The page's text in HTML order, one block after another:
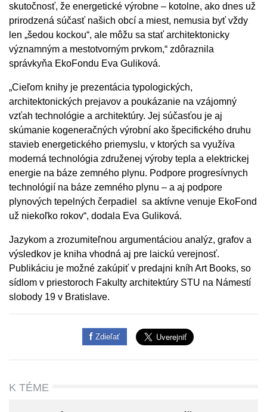
skutočnosť, že energetické výrobne – kotolne, ako dnes už
prirodzená súčasť našich obcí a miest, nemusia byť vždy
len „šedou kockou“, ale môžu sa stať architektonicky
významným a mestotvorným prvkom,“ zdôraznila
správkyňa EkoFondu Eva Guliková.
„Cieľom knihy je prezentácia typologických,
architektonických prejavov a poukázanie na vzájomný
vzťah technológie a architektúry. Jej súčasťou je aj
skúmanie kogeneračných výrobní ako špecifického druhu
stavieb energetického priemyslu, v ktorých sa využíva
moderná technológia združenej výroby tepla a elektrickej
energie na báze zemného plynu. Podpore progresívnych
technológií na báze zemného plynu – a aj podpore
plynových tepelných čerpadiel sa aktívne venuje EkoFond
už niekoľko rokov“, dodala Eva Guliková.
Jazykom a zrozumiteľnou argumentáciou analýz, grafov a
výsledkov je kniha vhodná aj pre laickú verejnosť.
Publikáciu je možné zakúpiť v predajni kníh Art Books, so
sídlom v priestoroch Fakulty architektúry STU na Námestí
slobody 19 v Bratislave.
Zdieľať
K TÉME